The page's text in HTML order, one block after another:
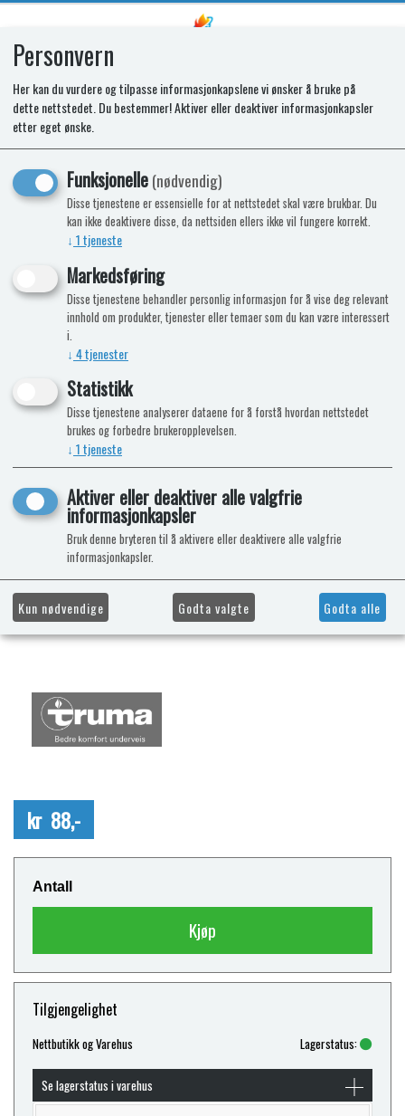
Skrue/mutter sett Combi
kr 88,-
Antall
Kjøp
Tilgjengelighet
Nettbutikk og Varehus Lagerstatus:
Se lagerstatus i varehus
Personvern
Her kan du vurdere og tilpasse informasjonkapslene vi ønsker å bruke på
dette nettstedet. Du bestemmer! Aktiver eller deaktiver informasjonkapsler
etter eget ønske.
Funksjonelle(nødvendig)
Disse tjenestene er essensielle for at nettstedet skal være brukbar. Du
kan ikke deaktivere disse, da nettsiden ellers ikke vil fungere korrekt.
↓ 1tjeneste
Markedsføring
Disse tjenestene behandler personlig informasjon for å vise deg relevant
innhold om produkter, tjenester eller temaer som du kan være interessert
i.
↓ 4tjenester
Statistikk
Disse tjenestene analyserer dataene for å forstå hvordan nettstedet
brukes og forbedre brukeropplevelsen.
↓ 1tjeneste
Aktiver eller deaktiver alle valgfrie
informasjonkapsler
Bruk denne bryteren til å aktivere eller deaktivere alle valgfrie
informasjonkapsler.
Kun nødvendige Godta valgte Godta alle